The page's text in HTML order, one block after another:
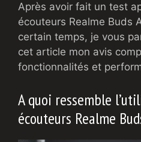
Après avoir fait un test
écouteurs Realme Buds
certain temps, je vous
cet article mon avis
fonctionnalités et
A quoi ressemble
écouteurs Realme